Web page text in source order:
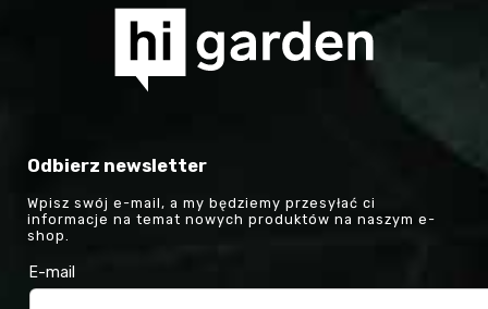
Odbierz newsletter
Wpisz swój e-mail, a my będziemy przesyłać ci
informacje na temat nowych produktów na naszym e-
shop.
E-mail